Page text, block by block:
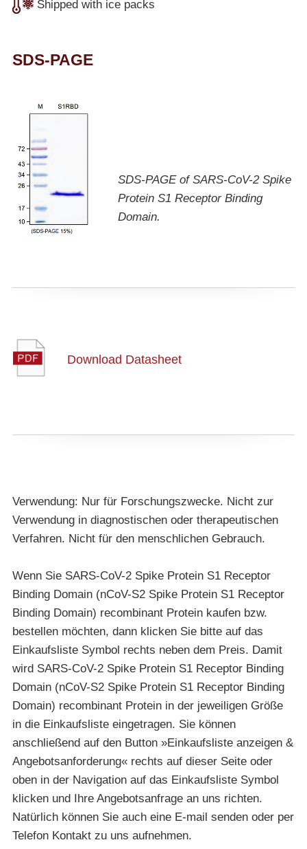
Shipped with ice packs
SDS-PAGE
SDS-PAGE of SARS-CoV-2 Spike
Protein S1 Receptor Binding
Domain.
Download Datasheet
Verwendung: Nur für Forschungszwecke. Nicht zur
Verwendung in diagnostischen oder therapeutischen
Verfahren. Nicht für den menschlichen Gebrauch.
Wenn Sie SARS-CoV-2 Spike Protein S1 Receptor
Binding Domain (nCoV-S2 Spike Protein S1 Receptor
Binding Domain) recombinant Protein kaufen bzw.
bestellen möchten, dann klicken Sie bitte auf das
Einkaufsliste Symbol rechts neben dem Preis. Damit
wird SARS-CoV-2 Spike Protein S1 Receptor Binding
Domain (nCoV-S2 Spike Protein S1 Receptor Binding
Domain) recombinant Protein in der jeweiligen Größe
in die Einkaufsliste eingetragen. Sie können
anschließend auf den Button »Einkaufsliste anzeigen &
Angebotsanforderung« rechts auf dieser Seite oder
oben in der Navigation auf das Einkaufsliste Symbol
klicken und Ihre Angebotsanfrage an uns richten.
Natürlich können Sie auch eine E-mail senden oder per
Telefon Kontakt zu uns aufnehmen.